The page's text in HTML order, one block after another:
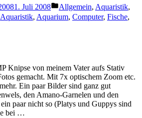
1. Juli 2008
Veröffentlicht
unter
Allgemein, Aquaristik,
Schlagwörter:
Aquaristik, Aquarium, Computer, Fische,
Knipse von meinem Vater aufs Stativ
gemacht. Mit 7x optischem Zoom etc.
Ein paar Bilder sind ganz gut
den Amano-Garnelen und den
paar nicht so (Platys und Guppys sind
bei …